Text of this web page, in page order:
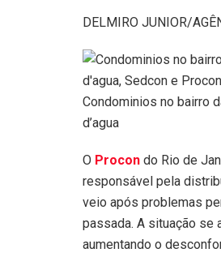
DELMIRO JUNIOR/
Condominios no bairro
d’agua
O Procon do Rio de
responsável pela
veio após problemas
passada. A situação se
aumentando o